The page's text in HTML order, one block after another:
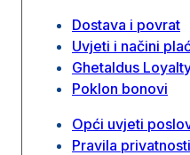
Dostava i povrat
Uvjeti i načini
Ghetaldus
Poklon bonovi
Opći uvjeti
Pravila privatnosti